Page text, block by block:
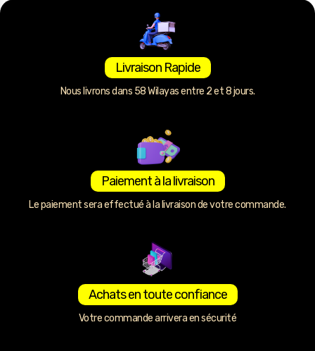
Livraison Rapide
Nous livrons dans 58 Wilayas entre 2 et 8 jours.
Paiement à la livraison
Le paiement sera effectué à la livraison de votre commande.
Achats en toute confiance
Votre commande arrivera en sécurité